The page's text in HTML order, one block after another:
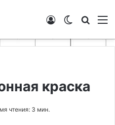
Switch skin
Войти
краска
чтения: 3 мин.